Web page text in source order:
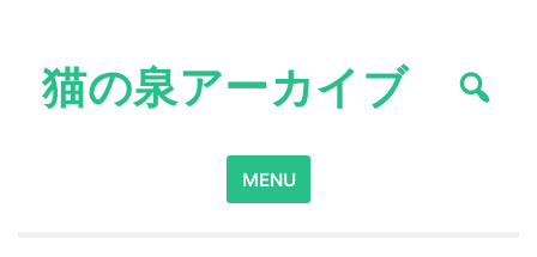
content猫の泉アーカイブ
Search
for:
MENU